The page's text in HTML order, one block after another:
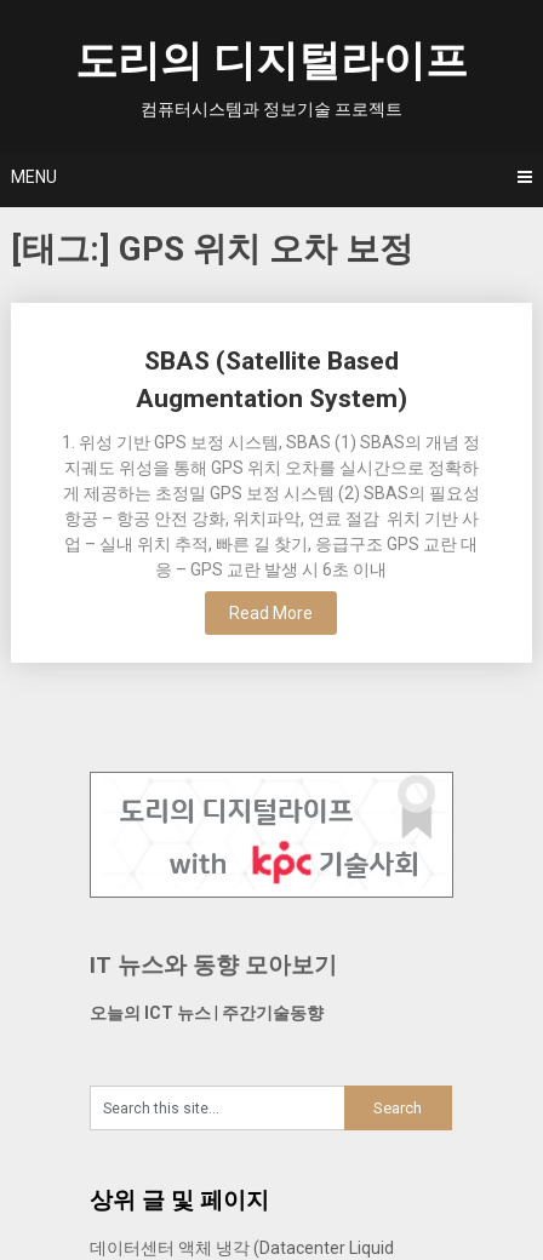
도리의 디지털라이프
컴퓨터시스템과 정보기술 프로젝트
MENU
[태그:] GPS 위치 오차 보정
SBAS (Satellite Based
Augmentation System)
1. 위성 기반 GPS 보정 시스템, SBAS (1) SBAS의 개념 정
지궤도 위성을 통해 GPS 위치 오차를 실시간으로 정확하
게 제공하는 초정밀 GPS 보정 시스템 (2) SBAS의 필요성
항공 – 항공 안전 강화, 위치파악, 연료 절감 위치 기반 사
업 – 실내 위치 추적, 빠른 길 찾기, 응급구조 GPS 교란 대
응 – GPS 교란 발생 시 6초 이내
Read More
navigation
IT 뉴스와 동향 모아보기
오늘의 ICT 뉴스| 주간기술동향
상위 글 및 페이지
데이터센터 액체 냉각 (Datacenter Liquid